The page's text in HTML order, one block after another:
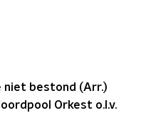
niet bestond (Arr.)
Orkest o.l.v.